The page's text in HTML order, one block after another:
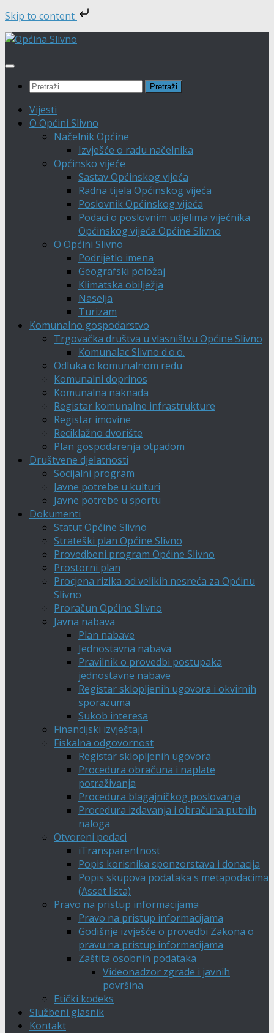
Skip to content
Skip
content
Pretraži:
Vijesti
O Općini Slivno
Načelnik Općine
Izvješće o radu načelnika
Općinsko vijeće
Sastav Općinskog vijeća
Radna tijela Općinskog vijeća
Poslovnik Općinskog vijeća
Podaci o poslovnim udjelima vijećnika
Općinskog vijeća Općine Slivno
O Općini Slivno
Podrijetlo imena
Geografski položaj
Klimatska obilježja
Naselja
Turizam
Komunalno gospodarstvo
Trgovačka društva u vlasništvu Općine Slivno
Komunalac Slivno d.o.o.
Odluka o komunalnom redu
Komunalni doprinos
Komunalna naknada
Registar komunalne infrastrukture
Registar imovine
Reciklažno dvorište
Plan gospodarenja otpadom
Društvene djelatnosti
Socijalni program
Javne potrebe u kulturi
Javne potrebe u sportu
Dokumenti
Statut Općine Slivno
Strateški plan Općine Slivno
Provedbeni program Općine Slivno
Prostorni plan
Procjena rizika od velikih nesreća za Općinu
Slivno
Proračun Općine Slivno
Javna nabava
Plan nabave
Jednostavna nabava
Pravilnik o provedbi postupaka
jednostavne nabave
Registar sklopljenih ugovora i okvirnih
sporazuma
Sukob interesa
Financijski izvještaji
Fiskalna odgovornost
Registar sklopljenih ugovora
Procedura obračuna i naplate
potraživanja
Procedura blagajničkog poslovanja
Procedura izdavanja i obračuna putnih
naloga
Otvoreni podaci
iTransparentnost
Popis korisnika sponzorstava i donacija
Popis skupova podataka s metapodacima
(Asset lista)
Pravo na pristup informacijama
Pravo na pristup informacijama
Godišnje izvješće o provedbi Zakona o
pravu na pristup informacijama
Zaštita osobnih podataka
Videonadzor zgrade i javnih
površina
Etički kodeks
Službeni glasnik
Kontakt